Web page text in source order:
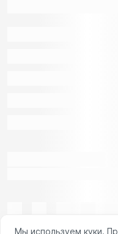
Мы используем куки.